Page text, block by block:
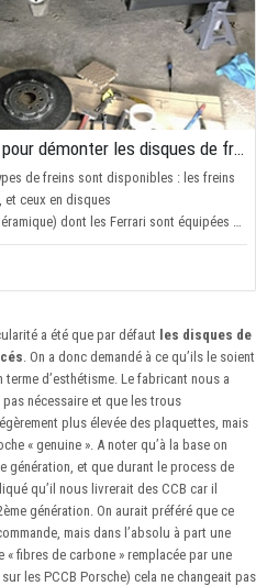
a été que par défaut les disques de
. On a donc demandé à ce qu’ils le soient
d’esthétisme. Le fabricant nous a
nécessaire et que les trous
plus élevée des plaquettes, mais
« genuine ». A noter qu’à la base on
génération, et que durant le process de
qu’il nous livrerait des CCB car il
génération. On aurait préféré que ce
mais dans l’absolu à part une
fibres de carbone » remplacée par une
les PCCB Porsche) cela ne changeait pas